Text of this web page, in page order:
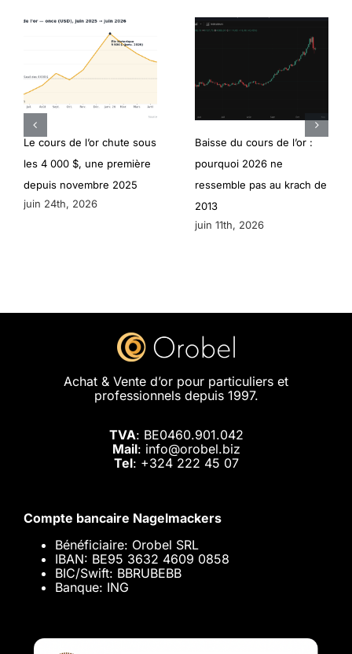
Le cours de l’or chute sous
les 4 000 $, une première
depuis novembre 2025
juin 24th, 2026
Baisse du cours de l’or :
pourquoi 2026 ne
ressemble pas au krach de
2013
juin 11th, 2026
Achat & Vente d’or pour particuliers et
professionnels depuis 1997.
TVA: BE0460.901.042
Mail: info@orobel.biz
Tel: +324 222 45 07
Compte bancaire Nagelmackers
Bénéficiaire: Orobel SRL
IBAN: BE95 3632 4609 0858
BIC/Swift: BBRUBEBB
Banque: ING